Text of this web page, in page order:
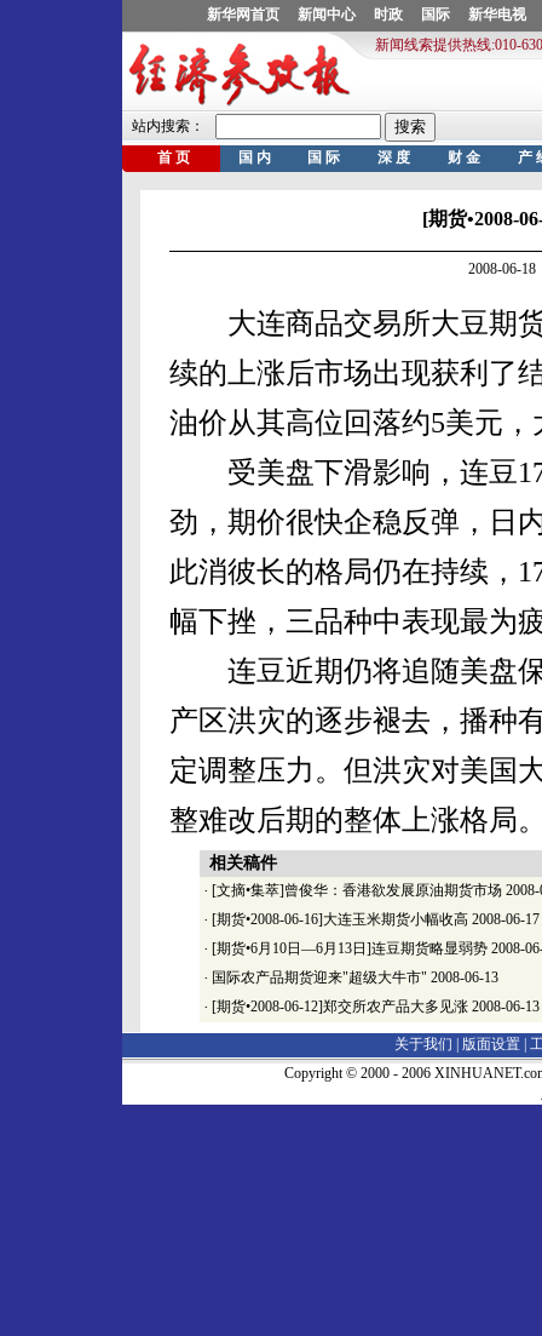
[期货•2008-
2008-06-
大连商品交易所大豆期货
续的上涨后市场出现获利了
油价从其高位回落约5美元
受美盘下滑影响，连豆17
劲，期价很快企稳反弹，日
此消彼长的格局仍在持续，
幅下挫，三品种中表现最为
连豆近期仍将追随美盘保
产区洪灾的逐步褪去，播种
定调整压力。但洪灾对美国
整难改后期的整体上涨格局
相关稿件
· [文摘•集萃]曾俊华：香港欲发展原油期货市场
· [期货•2008-06-16]大连玉米期货小幅收高 2008-06-17
· [期货•6月10日—6月13日]连豆期货略显弱势 2008-
· 国际农产品期货迎来"超级大牛市" 2008-06-13
· [期货•2008-06-12]郑交所农产品大多见涨 2008-06-13
关于我们 | 版面设置
Copyright © 2000 - 2006